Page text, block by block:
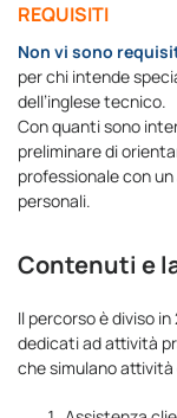
REQUISITI
Non vi sono
per chi intende
dell’inglese tecnico.
Con quanti sono
preliminare di
professionale con
personali.
Contenuti e
Il percorso è diviso
dedicati ad attività
che simulano